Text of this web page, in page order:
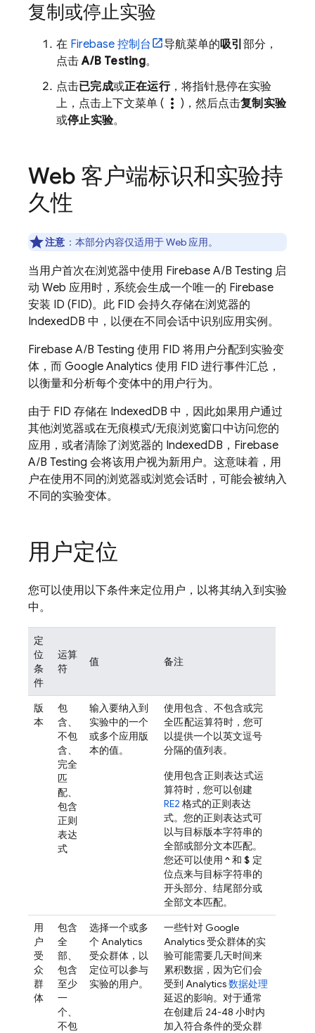
复制或停止实验
在 Firebase 控制台 导航菜单的吸引 部分，
点击A/B Testing。
点击已完成或正在运行，将指针悬停在实验
上，点击上下文菜单 ( more_vert )，然后点击复制实验
或停止实验。
Web 客户端标识和实验持
久性
注意 ： 本部分内容仅适用于 Web 应用。
当用户首次在浏览器中使用 Firebase A/B Testing 启
动 Web 应用时，系统会生成一个唯一的 Firebase
安装 ID (FID)。此 FID 会持久存储在浏览器的
IndexedDB 中，以便在不同会话中识别应用实例。
Firebase A/B Testing 使用 FID 将用户分配到实验变
体，而 Google Analytics 使用 FID 进行事件汇总，
以衡量和分析每个变体中的用户行为。
由于 FID 存储在 IndexedDB 中，因此如果用户通过
其他浏览器或在无痕模式/无痕浏览窗口中访问您的
应用，或者清除了浏览器的 IndexedDB， Firebase
A/B Testing 会将该用户视为新用户。这意味着，用
户在使用不同的浏览器或浏览会话时，可能会被纳入
不同的实验变体。
用户定位
您可以使用以下条件来定位用户，以将其纳入到实验
中。
定
位
条
件
运算
符
值 备注
版
本
包
含、
不包
含、
完全
匹
配、
包含
正则
表达
式
输入要纳入到
实验中的一个
或多个应用版
本的值。
使用包含、 不包含或完
全匹配运算符时，您可
以提供一个以英文逗号
分隔的值列表。
使用包含正则表达式运
算符时，您可以创建
RE2 格式的正则表达
式。您的正则表达式可
以与目标版本字符串的
全部或部分文本匹配。
您还可以使用 ^和$ 定
位点来与目标字符串的
开头部分、结尾部分或
全部文本匹配。
用
户
受
众
群
体
包含
全
部、
包含
至少
一
个、
不包
选择一个或多
个Analytics
受众群体，以
定位可以参与
实验的用户。
一些针对Google
Analytics受众群体的实
验可能需要几天时间来
累积数据，因为它们会
受到 Analytics数据处理
延迟的影响。对于通常
在创建后 24-48 小时内
加入符合条件的受众群